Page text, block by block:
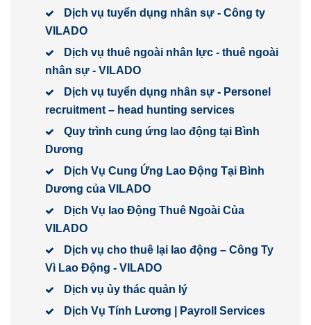
Dịch vụ tuyển dụng nhân sự - Công ty
VILADO
Dịch vụ thuê ngoài nhân lực - thuê ngoài
nhân sự - VILADO
Dịch vụ tuyển dụng nhân sự - Personel
recruitment – head hunting services
Quy trình cung ứng lao động tại Bình
Dương
Dịch Vụ Cung Ứng Lao Động Tại Bình
Dương của VILADO
Dịch Vụ lao Động Thuê Ngoài Của
VILADO
Dịch vụ cho thuê lại lao động – Công Ty
Vì Lao Động - VILADO
Dịch vụ ủy thác quản lý
Dịch Vụ Tính Lương | Payroll Services